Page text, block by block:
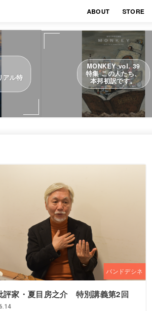
ABOUT STORE
アル特
MONKEY vol. 39
特集 この人たち、
本邦初訳です。
バンドデシネ
評家・夏目房之介 特別講義第2回